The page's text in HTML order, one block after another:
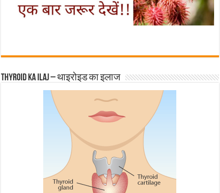
Thyroid ka ilaj – थाइरोइड का इलाज